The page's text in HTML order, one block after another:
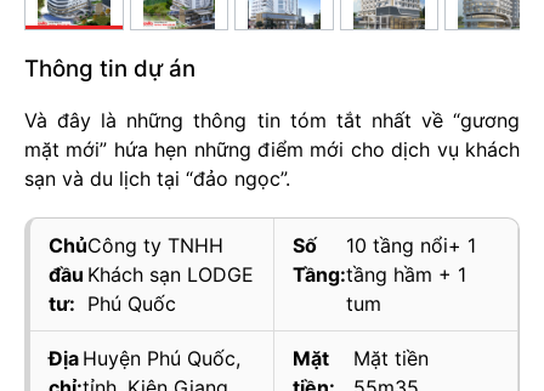
Thông tin dự án
Và đây là những thông tin tóm tắt nhất về “gương
mặt mới” hứa hẹn những điểm mới cho dịch vụ khách
sạn và du lịch tại “đảo ngọc”.
Chủ
đầu
tư:
Công ty TNHH
Khách sạn LODGE
Phú Quốc
Địa Huyện Phú Quốc,
Số
Tầng:
10 tầng nổi+ 1
tầng hầm + 1
tum
Mặt
Mặt tiền